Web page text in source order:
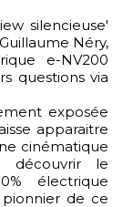
silencieuse'
Néry,
e-NV200
questions via
exposée
apparaitre
cinématique
le
électrique
de ce